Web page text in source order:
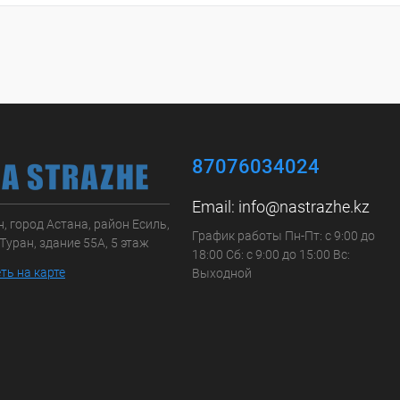
город Астана, район Есиль,
здание 55А, 5 этаж
на карте
87076034024
Email: info@nastrazhe.kz
График работы Пн-Пт: с 9:00 до
18:00 Сб: с 9:00 до 15:00 Вс:
Выходной